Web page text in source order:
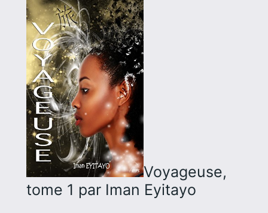
Voyageuse,
tome 1 par Iman Eyitayo